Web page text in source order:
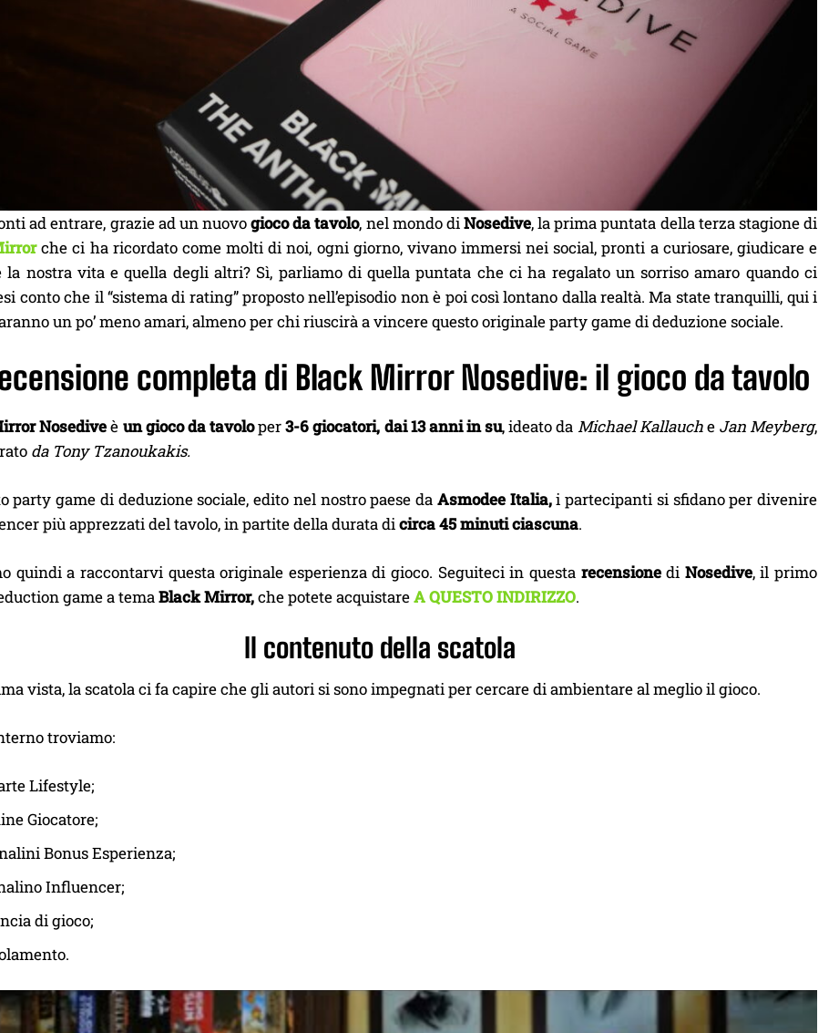
ad entrare, grazie ad un nuovogioco da tavolo, nel mondo diNosedive, la prima puntata della terza stagione di
che ci ha ricordato come molti di noi, ogni giorno, vivano immersi nei social, pronti a curiosare, giudicare e
la nostra vita e quella degli altri? Sì, parliamo di quella puntata che ci ha regalato un sorriso amaro quando ci
conto che il “sistema di rating” proposto nell’episodio non è poi così lontano dalla realtà. Ma state tranquilli, qui i
un po’ meno amari, almeno per chi riuscirà a vincere questo originale party game di deduzione sociale.
completa di Black Mirror Nosedive: il gioco da tavolo
Nosediveè un gioco da tavoloper3-6 giocatori, dai13 anni in su, ideato da Michael KallaucheJan Meyberg,
da Tony Tzanoukakis.
party game di deduzione sociale, edito nel nostro paese da Asmodee Italia,i partecipanti si sfidano per divenire
più apprezzati del tavolo, in partite della durata dicirca 45 minuti ciascuna.
quindi a raccontarvi questa originale esperienza di gioco. Seguiteci in questa recensionedi Nosedive, il primo
game a temaBlack Mirror,che potete acquistareA QUESTO INDIRIZZO.
Il contenuto della scatola
vista, la scatola ci fa capire che gli autori si sono impegnati per cercare di ambientare al meglio il gioco.
troviamo:
Lifestyle;
Giocatore;
Bonus Esperienza;
Influencer;
di gioco;